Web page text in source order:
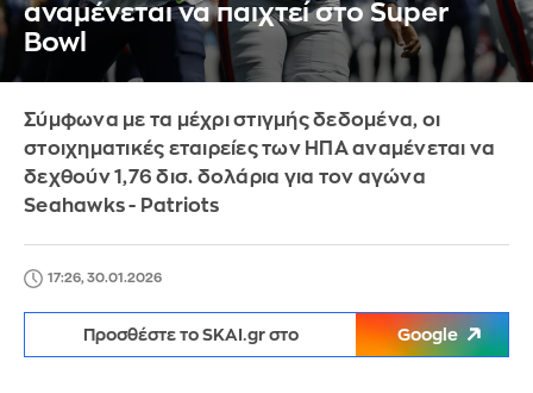
αναμένεται να παιχτεί στο Super
Bowl
Σύμφωνα με τα μέχρι στιγμής δεδομένα, οι
στοιχηματικές εταιρείες των ΗΠΑ αναμένεται να
δεχθούν 1,76 δισ. δολάρια για τον αγώνα
Seahawks - Patriots
17:26, 30.01.2026
Προσθέστε το SKAI.gr στο Google